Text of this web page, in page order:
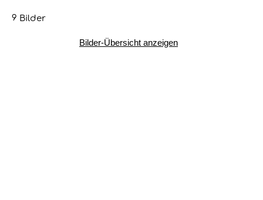
9 Bilder
Bilder-Übersicht anzeigen